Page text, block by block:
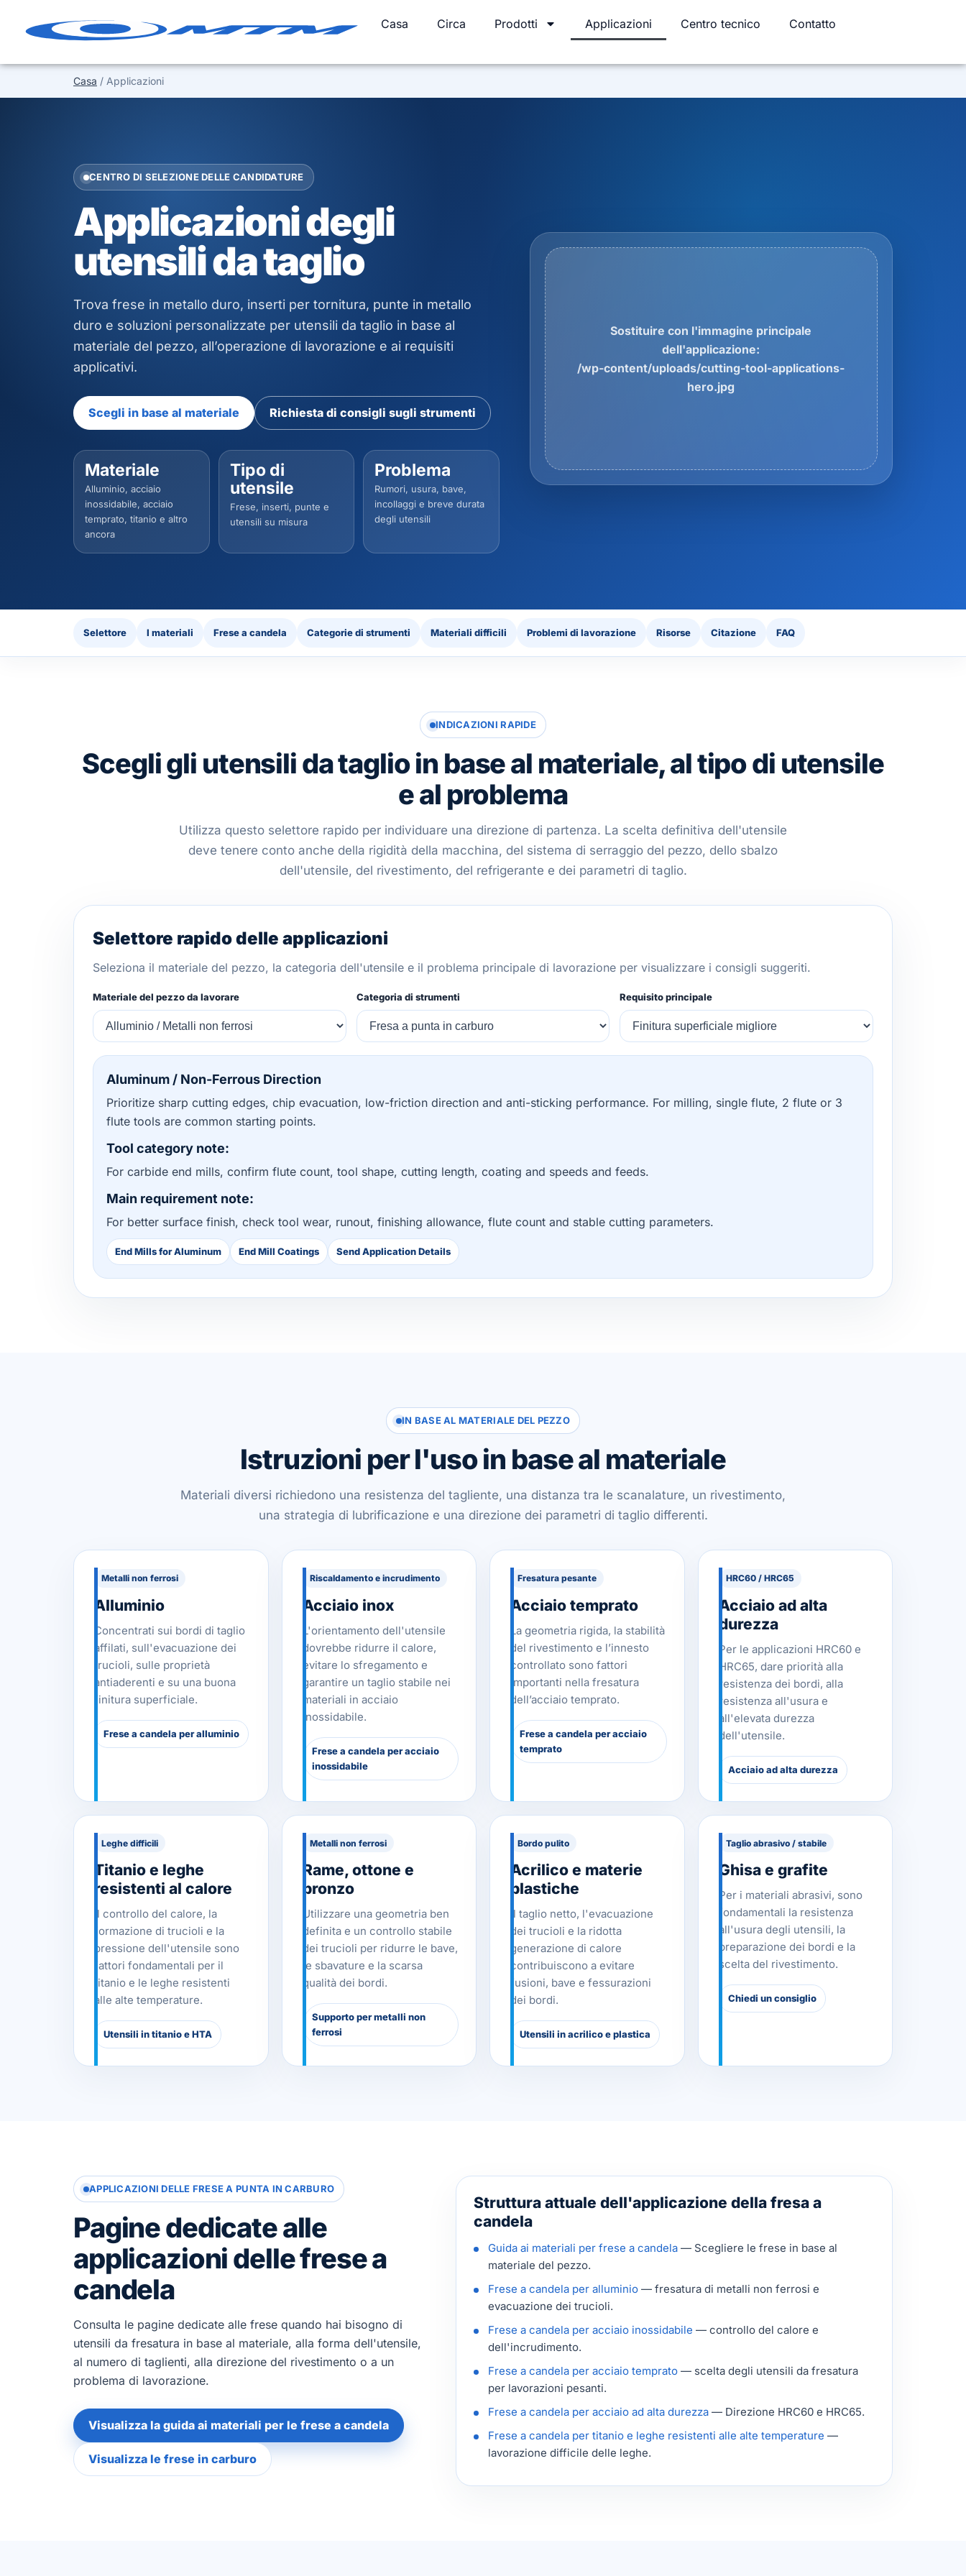
Casa Circa Prodotti Applicazioni Centro tecnico Contatto
Casa / Applicazioni
CENTRO DI SELEZIONE DELLE CANDIDATURE
Applicazioni degli
utensili da taglio
Trova frese in metallo duro, inserti per tornitura, punte in metallo
duro e soluzioni personalizzate per utensili da taglio in base al
materiale del pezzo, all’operazione di lavorazione e ai requisiti
applicativi.
Scegli in base al materiale Richiesta di consigli sugli strumenti
Materiale
Alluminio, acciaio
inossidabile, acciaio
temprato, titanio e altro
ancora
Tipo di
utensile
Frese, inserti, punte e
utensili su misura
Problema
Rumori, usura, bave,
incollaggi e breve durata
degli utensili
Sostituire con l'immagine principale
dell'applicazione:
/wp-content/uploads/cutting-tool-applications-
hero.jpg
Selettore I materiali Frese a candela Categorie di strumenti Materiali difficili Problemi di lavorazione Risorse Citazione FAQ
INDICAZIONI RAPIDE
Scegli gli utensili da taglio in base al materiale, al tipo di utensile
e al problema
Utilizza questo selettore rapido per individuare una direzione di partenza. La scelta definitiva dell'utensile
deve tenere conto anche della rigidità della macchina, del sistema di serraggio del pezzo, dello sbalzo
dell'utensile, del rivestimento, del refrigerante e dei parametri di taglio.
Selettore rapido delle applicazioni
Seleziona il materiale del pezzo, la categoria dell'utensile e il problema principale di lavorazione per visualizzare i consigli suggeriti.
Materiale del pezzo da lavorare Categoria di strumenti Requisito principale
Aluminum / Non-Ferrous Direction
Prioritize sharp cutting edges, chip evacuation, low-friction direction and anti-sticking performance. For milling, single flute, 2 flute or 3
flute tools are common starting points.
Tool category note:
For carbide end mills, confirm flute count, tool shape, cutting length, coating and speeds and feeds.
Main requirement note:
For better surface finish, check tool wear, runout, finishing allowance, flute count and stable cutting parameters.
End Mills for Aluminum End Mill Coatings Send Application Details
IN BASE AL MATERIALE DEL PEZZO
Istruzioni per l'uso in base al materiale
Materiali diversi richiedono una resistenza del tagliente, una distanza tra le scanalature, un rivestimento,
una strategia di lubrificazione e una direzione dei parametri di taglio differenti.
Metalli non ferrosi
Alluminio
Concentrati sui bordi di taglio
affilati, sull'evacuazione dei
trucioli, sulle proprietà
antiaderenti e su una buona
finitura superficiale.
Frese a candela per alluminio
Riscaldamento e incrudimento
Acciaio inox
L'orientamento dell'utensile
dovrebbe ridurre il calore,
evitare lo sfregamento e
garantire un taglio stabile nei
materiali in acciaio
inossidabile.
Frese a candela per acciaio
inossidabile
Fresatura pesante
Acciaio temprato
La geometria rigida, la stabilità
del rivestimento e l’innesto
controllato sono fattori
importanti nella fresatura
dell’acciaio temprato.
Frese a candela per acciaio
temprato
HRC60 / HRC65
Acciaio ad alta
durezza
Per le applicazioni HRC60 e
HRC65, dare priorità alla
resistenza dei bordi, alla
resistenza all'usura e
all'elevata durezza
dell'utensile.
Acciaio ad alta durezza
Leghe difficili
Titanio e leghe
resistenti al calore
Il controllo del calore, la
formazione di trucioli e la
pressione dell'utensile sono
fattori fondamentali per il
titanio e le leghe resistenti
alle alte temperature.
Utensili in titanio e HTA
Metalli non ferrosi
Rame, ottone e
bronzo
Utilizzare una geometria ben
definita e un controllo stabile
dei trucioli per ridurre le bave,
le sbavature e la scarsa
qualità dei bordi.
Supporto per metalli non
ferrosi
Bordo pulito
Acrilico e materie
plastiche
Il taglio netto, l'evacuazione
dei trucioli e la ridotta
generazione di calore
contribuiscono a evitare
fusioni, bave e fessurazioni
dei bordi.
Utensili in acrilico e plastica
Taglio abrasivo / stabile
Ghisa e grafite
Per i materiali abrasivi, sono
fondamentali la resistenza
all'usura degli utensili, la
preparazione dei bordi e la
scelta del rivestimento.
Chiedi un consiglio
APPLICAZIONI DELLE FRESE A PUNTA IN CARBURO
Pagine dedicate alle
applicazioni delle frese a
candela
Consulta le pagine dedicate alle frese quando hai bisogno di
utensili da fresatura in base al materiale, alla forma dell'utensile,
al numero di taglienti, alla direzione del rivestimento o a un
problema di lavorazione.
Visualizza la guida ai materiali per le frese a candela
Visualizza le frese in carburo
Struttura attuale dell'applicazione della fresa a
candela
Guida ai materiali per frese a candela— Scegliere le frese in base al
materiale del pezzo.
Frese a candela per alluminio— fresatura di metalli non ferrosi e
evacuazione dei trucioli.
Frese a candela per acciaio inossidabile — controllo del calore e
dell'incrudimento.
Frese a candela per acciaio temprato— scelta degli utensili da fresatura
per lavorazioni pesanti.
Frese a candela per acciaio ad alta durezza— Direzione HRC60 e HRC65.
Frese a candela per titanio e leghe resistenti alle alte temperature —
lavorazione difficile delle leghe.